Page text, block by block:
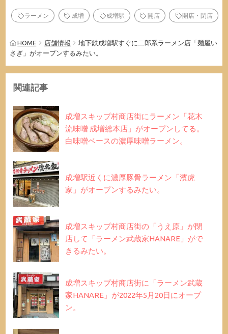
ラーメン 成増 成増駅 開店 開店・閉店
HOME 店舗情報
地下鉄成増駅すぐに二郎系ラーメン店「麺屋い
さぎ」がオープンするみたい。
関連記事
成増スキップ村商店街にラーメン「花木
流味噌 成増総本店」がオープンしてる。
白味噌ベースの濃厚味噌ラーメン。
成増駅近くに濃厚豚骨ラーメン「濱虎
家」がオープンするみたい。
成増スキップ村商店街の「うえ原」が閉
店して「ラーメン武蔵家HANARE」がで
きるみたい。
成増スキップ村商店街に「ラーメン武蔵
家HANARE」が2022年5月20日にオープ
ン。